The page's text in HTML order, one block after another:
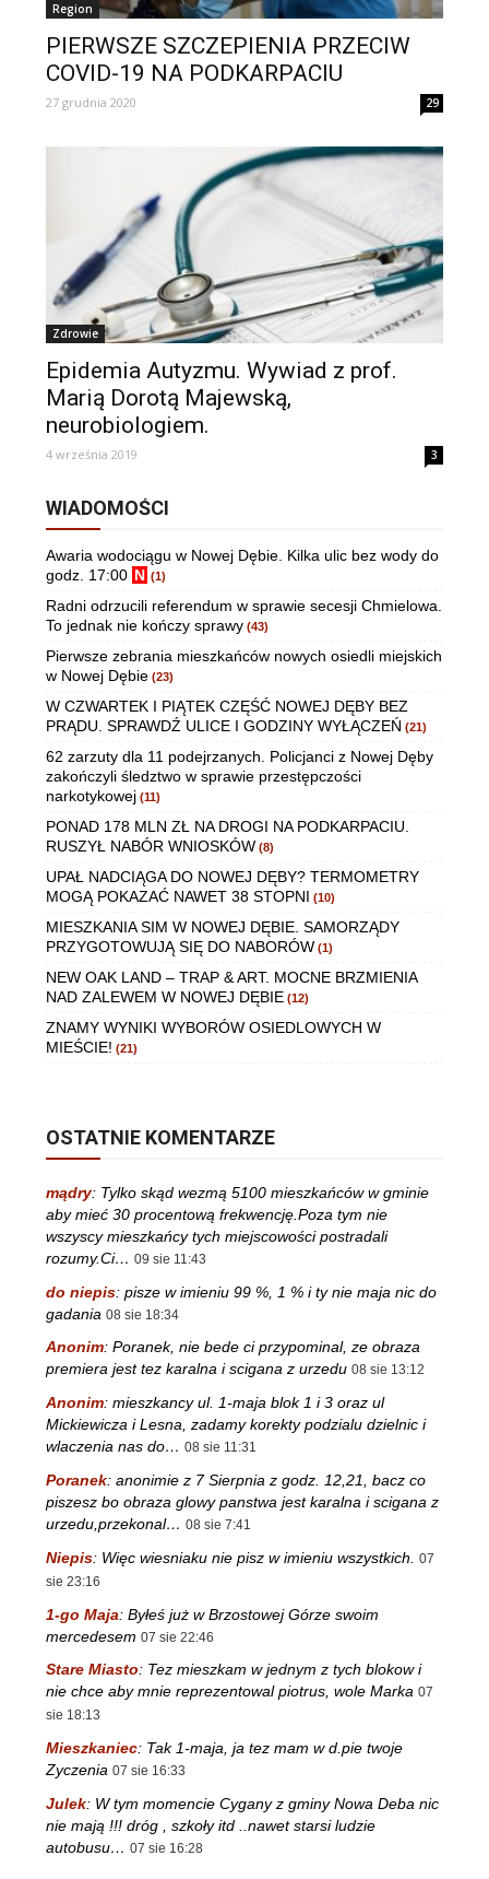
Region
PIERWSZE SZCZEPIENIA PRZECIW
COVID-19 NA PODKARPACIU
27 grudnia 2020 29
Zdrowie
Epidemia Autyzmu. Wywiad z prof.
Marią Dorotą Majewską,
neurobiologiem.
4 września 2019 3
WIADOMOŚCI
Awaria wodociągu w Nowej Dębie. Kilka ulic bez wody do
godz. 17:00 N (1)
Radni odrzucili referendum w sprawie secesji Chmielowa.
To jednak nie kończy sprawy (43)
Pierwsze zebrania mieszkańców nowych osiedli miejskich
w Nowej Dębie (23)
W CZWARTEK I PIĄTEK CZĘŚĆ NOWEJ DĘBY BEZ
PRĄDU. SPRAWDŹ ULICE I GODZINY WYŁĄCZEŃ (21)
62 zarzuty dla 11 podejrzanych. Policjanci z Nowej Dęby
zakończyli śledztwo w sprawie przestępczości
narkotykowej (11)
PONAD 178 MLN ZŁ NA DROGI NA PODKARPACIU.
RUSZYŁ NABÓR WNIOSKÓW (8)
UPAŁ NADCIĄGA DO NOWEJ DĘBY? TERMOMETRY
MOGĄ POKAZAĆ NAWET 38 STOPNI (10)
MIESZKANIA SIM W NOWEJ DĘBIE. SAMORZĄDY
PRZYGOTOWUJĄ SIĘ DO NABORÓW (1)
NEW OAK LAND – TRAP & ART. MOCNE BRZMIENIA
NAD ZALEWEM W NOWEJ DĘBIE (12)
ZNAMY WYNIKI WYBORÓW OSIEDLOWYCH W
MIEŚCIE! (21)
OSTATNIE KOMENTARZE
mądry: Tylko skąd wezmą 5100 mieszkańców w gminie
aby mieć 30 procentową frekwencję.Poza tym nie
wszyscy mieszkańcy tych miejscowości postradali
rozumy.Ci… 09 sie 11:43
do niepis: pisze w imieniu 99 %, 1 % i ty nie maja nic do
gadania 08 sie 18:34
Anonim: Poranek, nie bede ci przypominal, ze obraza
premiera jest tez karalna i scigana z urzedu 08 sie 13:12
Anonim: mieszkancy ul. 1-maja blok 1 i 3 oraz ul
Mickiewicza i Lesna, zadamy korekty podzialu dzielnic i
wlaczenia nas do… 08 sie 11:31
Poranek: anonimie z 7 Sierpnia z godz. 12,21, bacz co
piszesz bo obraza glowy panstwa jest karalna i scigana z
urzedu,przekonal… 08 sie 7:41
Niepis: Więc wiesniaku nie pisz w imieniu wszystkich.
07
sie 23:16
1-go Maja: Byłeś już w Brzostowej Górze swoim
mercedesem 07 sie 22:46
Stare Miasto: Tez mieszkam w jednym z tych blokow i
nie chce aby mnie reprezentowal piotrus, wole Marka 07
sie 18:13
Mieszkaniec: Tak 1-maja, ja tez mam w d.pie twoje
Zyczenia 07 sie 16:33
Julek: W tym momencie Cygany z gminy Nowa Deba nic
nie mają !!! dróg , szkoły itd ..nawet starsi ludzie
autobusu… 07 sie 16:28